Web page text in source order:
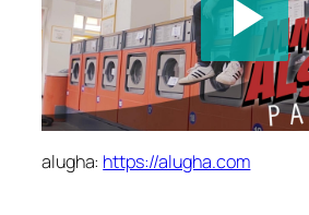
alugha: https://alugha.com